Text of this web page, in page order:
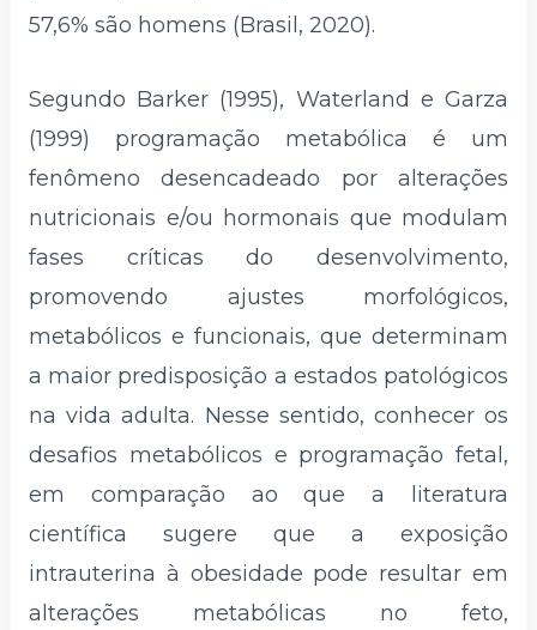
57,6% são homens (Brasil, 2020).
Segundo Barker (1995), Waterland e Garza
(1999) programação metabólica é um
fenômeno desencadeado por alterações
nutricionais e/ou hormonais que modulam
fases críticas do desenvolvimento,
promovendo ajustes morfológicos,
metabólicos e funcionais, que determinam
a maior predisposição a estados patológicos
na vida adulta. Nesse sentido, conhecer os
desafios metabólicos e programação fetal,
em comparação ao que a literatura
científica sugere que a exposição
intrauterina à obesidade pode resultar em
alterações metabólicas no feto,